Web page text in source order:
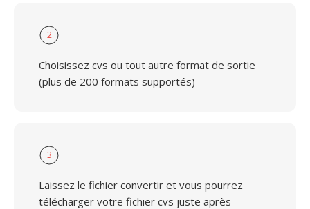
2
Choisissez cvs ou tout autre format de sortie
(plus de 200 formats supportés)
3
Laissez le fichier convertir et vous pourrez
télécharger votre fichier cvs juste après